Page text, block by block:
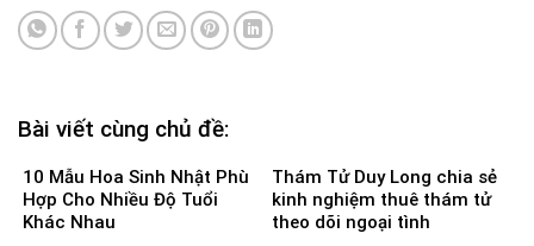
Bài viết cùng chủ đề:
10 Mẫu Hoa Sinh Nhật Phù
Hợp Cho Nhiều Độ Tuổi
Khác Nhau
Thám Tử Duy Long chia sẻ
kinh nghiệm thuê thám tử
theo dõi ngoại tình